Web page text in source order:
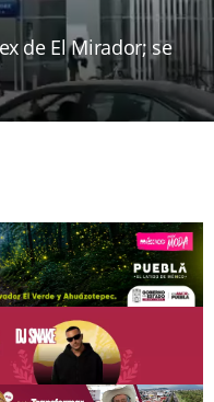
de El Mirador; se